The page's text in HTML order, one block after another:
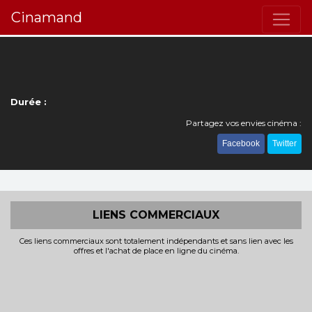
Cinamand
Durée :
Partagez vos envies cinéma :
Facebook Twitter
LIENS COMMERCIAUX
Ces liens commerciaux sont totalement indépendants et sans lien avec les
offres et l'achat de place en ligne du cinéma.